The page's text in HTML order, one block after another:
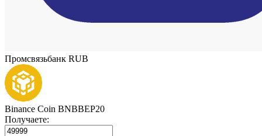
Промсвязьбанк RUB
Binance Coin BNBBEP20
Получаете: